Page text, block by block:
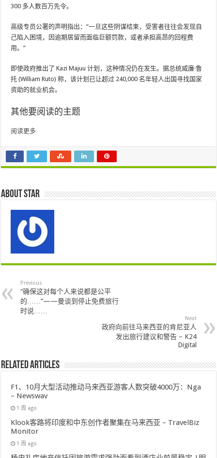
300 多人数百万先令。
高级专员公署的声明指出：“一旦这些阴谋结束，受害者往往会发现自
己陷入困境，因逾期居留而面临巨额罚款，或者承担高昂的回程费
用。”
即使政府推出了 Kazi Majuu 计划，这种情况仍在发生。据总统威廉·鲁
托 (William Ruto) 称，该计划已让超过 240,000 名年轻人出国寻找国家
资助的就业机会。
其他要阅读的主题
阅读更多
About star
Previous
“确保这对每个人来说都是公平
的……”——曼谈到停止免费旅行
时说……
Next
政府向前往马来西亚的肯尼亚人
发出旅行建议和警告 – K24
Digital
Related Articles
F1、10月大型活动推动马来西亚游客人数突破4000万：Nga
– Newswav
1 周 ago
Klook客路将印度和中东创作者聚集在马来西亚 – TravelBiz
Monitor
1 周 ago